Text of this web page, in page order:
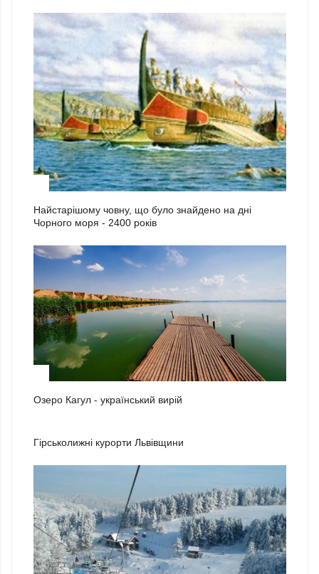
Найстарішому човну, що було знайдено на дні
Чорного моря - 2400 років
Озеро Кагул - український вирій
Гірськолижні курорти Львівщини